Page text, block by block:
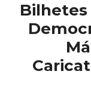
Bilhetes